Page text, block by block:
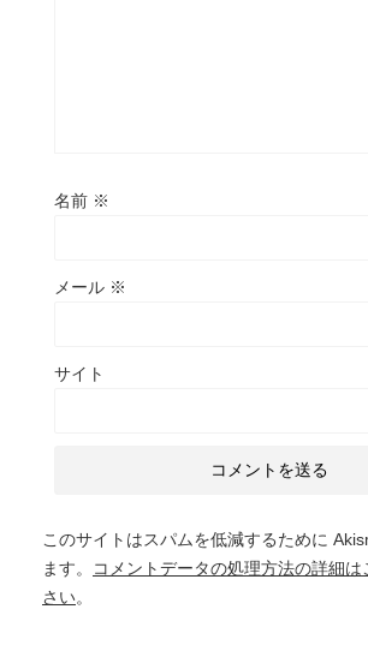
名前 ※
メール ※
サイト
このサイトはスパムを低減するために
ます。
コメントデータの処理方法の詳細
さい。